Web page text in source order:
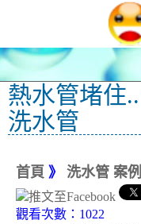
熱水管堵住
洗水管
首頁 》 洗水管 案例
觀看次數：1022